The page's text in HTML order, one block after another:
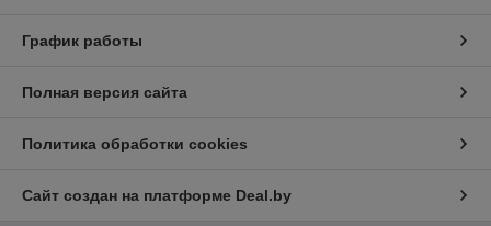
График работы
Полная версия сайта
Политика обработки cookies
Сайт создан на платформе Deal.by